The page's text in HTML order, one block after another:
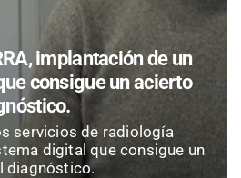
implantación de un
consigue un acierto
servicios de radiología
digital que consigue un
diagnóstico.